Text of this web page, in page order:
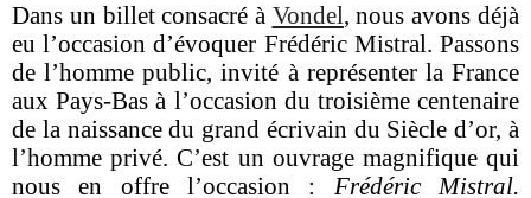
Dans un billet consacré à Vondel, nous avons déjà
eu l’occasion d’évoquer Frédéric Mistral. Passons
de l’homme public, invité à représenter la France
aux Pays-Bas à l’occasion du troisième centenaire
de la naissance du grand écrivain du Siècle d’or, à
l’homme privé. C’est un ouvrage magnifique qui
nous en offre l’occasion : Frédéric Mistral.